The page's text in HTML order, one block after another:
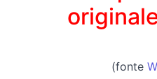
(fonte